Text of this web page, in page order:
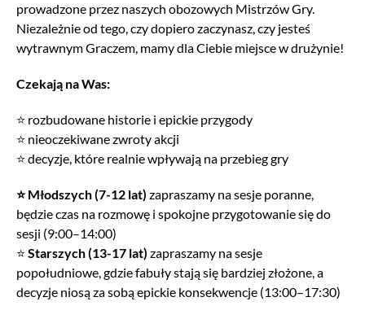
prowadzone przez naszych obozowych Mistrzów Gry.
Niezależnie od tego, czy dopiero zaczynasz, czy jesteś
wytrawnym Graczem, mamy dla Ciebie miejsce w drużynie!
Czekają na Was:
⭐ rozbudowane historie i epickie przygody
⭐ nieoczekiwane zwroty akcji
⭐ decyzje, które realnie wpływają na przebieg gry
⭐ Młodszych (7-12 lat) zapraszamy na sesje poranne,
będzie czas na rozmowę i spokojne przygotowanie się do
sesji (9:00–14:00)
⭐ Starszych (13-17 lat) zapraszamy na sesje
popołudniowe, gdzie fabuły stają się bardziej złożone, a
decyzje niosą za sobą epickie konsekwencje (13:00–17:30)